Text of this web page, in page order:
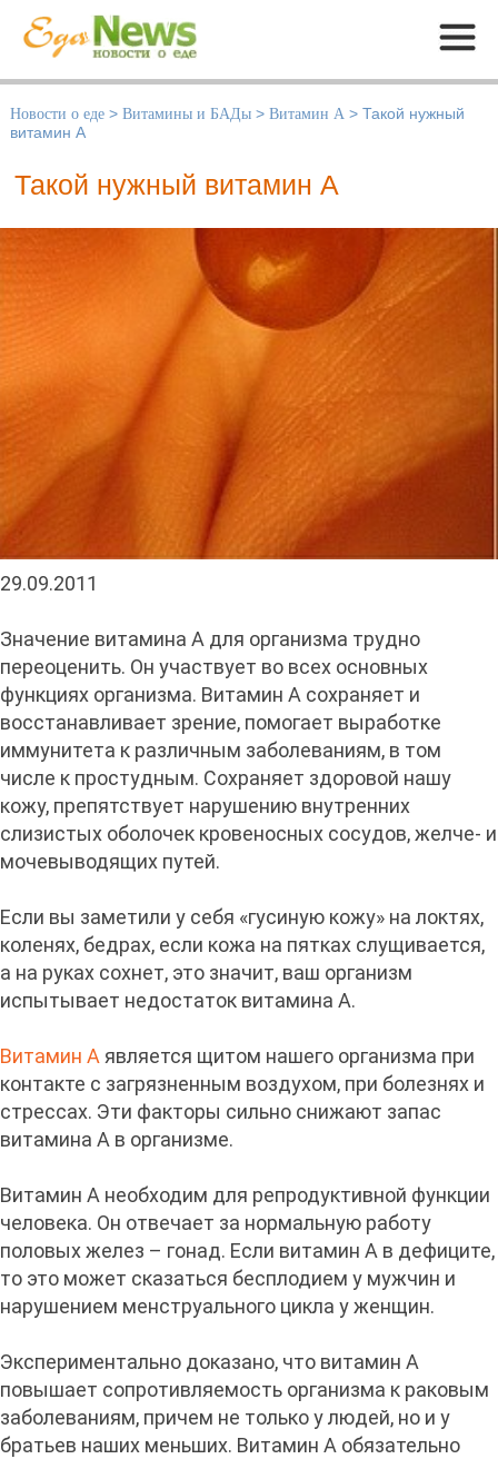
Меню
Новости о еде > Витамины и БАДы > Витамин А > Такой нужный
витамин А
Такой нужный витамин А
29.09.2011
Значение витамина А для организма трудно
переоценить. Он участвует во всех основных
функциях организма. Витамин А сохраняет и
восстанавливает зрение, помогает выработке
иммунитета к различным заболеваниям, в том
числе к простудным. Сохраняет здоровой нашу
кожу, препятствует нарушению внутренних
слизистых оболочек кровеносных сосудов, желче- и
мочевыводящих путей.
Если вы заметили у себя «гусиную кожу» на локтях,
коленях, бедрах, если кожа на пятках слущивается,
а на руках сохнет, это значит, ваш организм
испытывает недостаток витамина А.
Витамин Аявляется щитом нашего организма при
контакте с загрязненным воздухом, при болезнях и
стрессах. Эти факторы сильно снижают запас
витамина А в организме.
Витамин А необходим для репродуктивной функции
человека. Он отвечает за нормальную работу
половых желез – гонад. Если витамин А в дефиците,
то это может сказаться бесплодием у мужчин и
нарушением менструального цикла у женщин.
Экспериментально доказано, что витамин А
повышает сопротивляемость организма к раковым
заболеваниям, причем не только у людей, но и у
братьев наших меньших. Витамин А обязательно